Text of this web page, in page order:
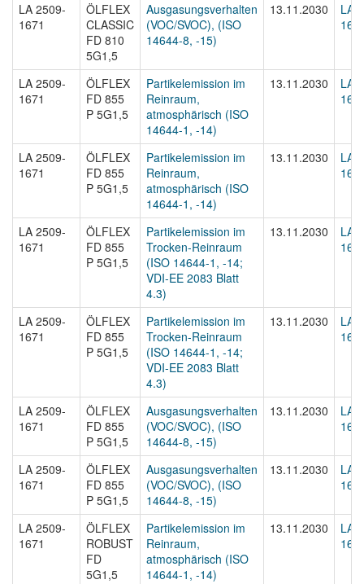
LA 2509-
1671
ÖLFLEX
CLASSIC
FD 810
5G1,5
Ausgasungsverhalten
(VOC/SVOC), (ISO
14644-8, -15)
13.11.2030
LA
LA 2509-
1671
ÖLFLEX
FD 855
P 5G1,5
Partikelemission im
Reinraum,
atmosphärisch (ISO
14644-1, -14)
13.11.2030
LA
LA 2509-
1671
ÖLFLEX
FD 855
P 5G1,5
Partikelemission im
Reinraum,
atmosphärisch (ISO
14644-1, -14)
13.11.2030
LA
LA 2509-
1671
ÖLFLEX
FD 855
P 5G1,5
Partikelemission im
Trocken-Reinraum
(ISO 14644-1, -14;
VDI-EE 2083 Blatt
4.3)
13.11.2030
LA
LA 2509-
1671
ÖLFLEX
FD 855
P 5G1,5
Partikelemission im
Trocken-Reinraum
(ISO 14644-1, -14;
VDI-EE 2083 Blatt
4.3)
13.11.2030
LA
LA 2509-
1671
ÖLFLEX
FD 855
P 5G1,5
Ausgasungsverhalten
(VOC/SVOC), (ISO
14644-8, -15)
13.11.2030
LA
LA 2509-
1671
ÖLFLEX
FD 855
P 5G1,5
Ausgasungsverhalten
(VOC/SVOC), (ISO
14644-8, -15)
13.11.2030
LA
LA 2509-
1671
ÖLFLEX
ROBUST
FD
5G1,5
Partikelemission im
Reinraum,
atmosphärisch (ISO
14644-1, -14)
13.11.2030
LA